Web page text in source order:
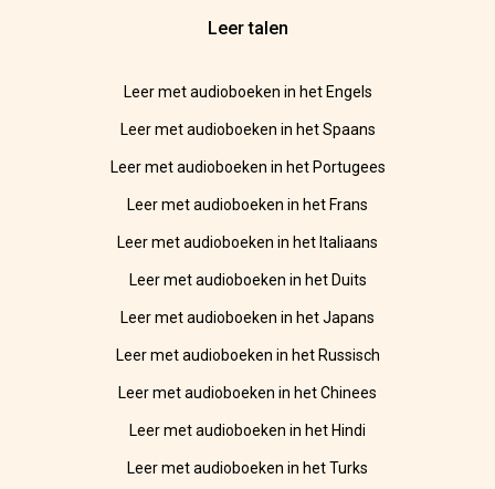
Leer talen
Leer met audioboeken in het Engels
Leer met audioboeken in het Spaans
Leer met audioboeken in het Portugees
Leer met audioboeken in het Frans
Leer met audioboeken in het Italiaans
Leer met audioboeken in het Duits
Leer met audioboeken in het Japans
Leer met audioboeken in het Russisch
Leer met audioboeken in het Chinees
Leer met audioboeken in het Hindi
Leer met audioboeken in het Turks